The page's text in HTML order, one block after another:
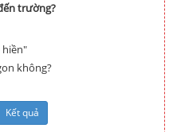
trường?
hiền"
không?